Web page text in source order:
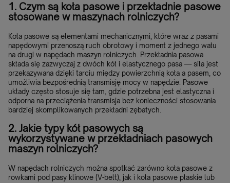
1. Czym są koła pasowe i przekładnie pasowe
stosowane w maszynach rolniczych?
Koła pasowe są elementami mechanicznymi, które wraz z pasami
napędowymi przenoszą ruch obrotowy i moment z jednego wału
na drugi w napędach maszyn rolniczych. Przekładnia pasowa
składa się zazwyczaj z dwóch kół i elastycznego pasa — siła jest
przekazywana dzięki tarciu między powierzchnią koła a pasem, co
umożliwia bezpośrednią transmisję mocy w napędzie. Pasowe
układy często stosuje się tam, gdzie potrzebna jest elastyczna i
odporna na przeciążenia transmisja bez konieczności stosowania
bardziej skomplikowanych przekładni zębatych.
2. Jakie typy kół pasowych są
wykorzystywane w przekładniach pasowych
maszyn rolniczych?
W napędach rolniczych można spotkać zarówno koła pasowe z
rowkami pod pasy klinowe (V-belt), jak i koła pasowe płaskie lub